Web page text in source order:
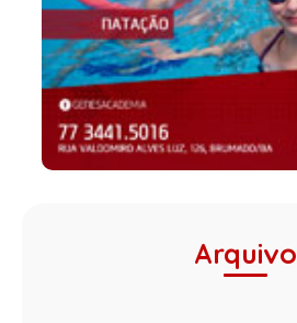
Arquivo